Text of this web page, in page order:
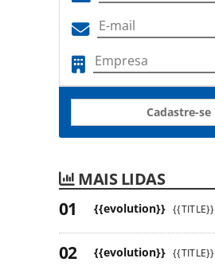
Cadastre-se
MAIS LIDAS
{{evolution}} {{TITLE}}
{{evolution}} {{TITLE}}